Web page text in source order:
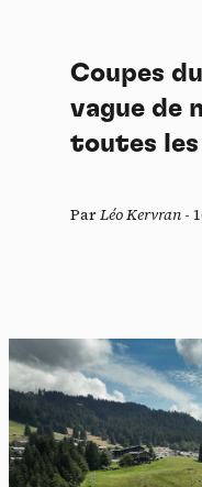
Coupes
vague de
toutes les
ParLéo Kervran -